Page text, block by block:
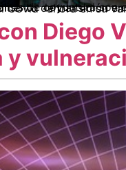
Cedins. Colombia está atravesando por un momento de transición en medio de una
Diego